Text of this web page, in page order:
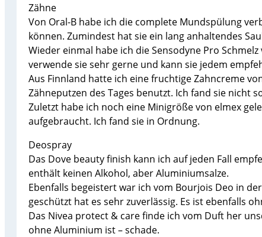
Zähne
Von Oral-B habe ich die complete Mundspülung
können. Zumindest hat sie ein lang anhaltendes
Wieder einmal habe ich die Sensodyne Pro
verwende sie sehr gerne und kann sie jedem
Aus Finnland hatte ich eine fruchtige Zahncreme
Zähneputzen des Tages benutzt. Ich fand sie nicht
Zuletzt habe ich noch eine Minigröße von elmex
aufgebraucht. Ich fand sie in Ordnung.
Deospray
Das Dove beauty finish kann ich auf jeden Fall
enthält keinen Alkohol, aber Aluminiumsalze.
Ebenfalls begeistert war ich vom Bourjois Deo in
geschützt hat es sehr zuverlässig. Es ist ebenfalls
Das Nivea protect & care finde ich vom Duft her
ohne Aluminium ist – schade.